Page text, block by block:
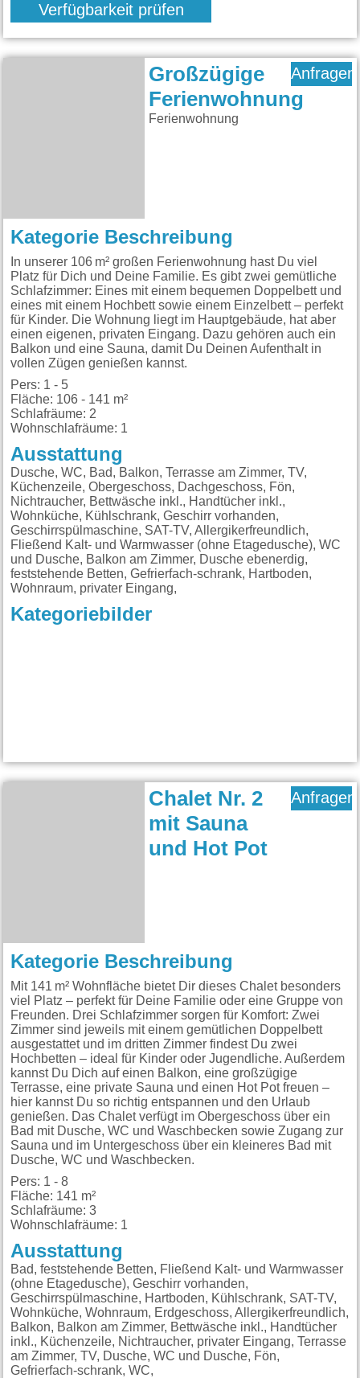
Verfügbarkeit prüfen
Großzügige
Ferienwohnung
Ferienwohnung
Anfragen
Kategorie Beschreibung
In unserer 106 m² großen Ferienwohnung hast Du viel
Platz für Dich und Deine Familie. Es gibt zwei gemütliche
Schlafzimmer: Eines mit einem bequemen Doppelbett und
eines mit einem Hochbett sowie einem Einzelbett – perfekt
für Kinder. Die Wohnung liegt im Hauptgebäude, hat aber
einen eigenen, privaten Eingang. Dazu gehören auch ein
Balkon und eine Sauna, damit Du Deinen Aufenthalt in
vollen Zügen genießen kannst.
Pers: 1 - 5
Fläche: 106 - 141 m²
Schlafräume: 2
Wohnschlafräume: 1
Ausstattung
Dusche, WC, Bad, Balkon, Terrasse am Zimmer, TV,
Küchenzeile, Obergeschoss, Dachgeschoss, Fön,
Nichtraucher, Bettwäsche inkl., Handtücher inkl.,
Wohnküche, Kühlschrank, Geschirr vorhanden,
Geschirrspülmaschine, SAT-TV, Allergikerfreundlich,
Fließend Kalt- und Warmwasser (ohne Etagedusche), WC
und Dusche, Balkon am Zimmer, Dusche ebenerdig,
feststehende Betten, Gefrierfach-schrank, Hartboden,
Wohnraum, privater Eingang,
Kategoriebilder
Chalet Nr. 2
mit Sauna
und Hot Pot
Anfragen
Kategorie Beschreibung
Mit 141 m² Wohnfläche bietet Dir dieses Chalet besonders
viel Platz – perfekt für Deine Familie oder eine Gruppe von
Freunden. Drei Schlafzimmer sorgen für Komfort: Zwei
Zimmer sind jeweils mit einem gemütlichen Doppelbett
ausgestattet und im dritten Zimmer findest Du zwei
Hochbetten – ideal für Kinder oder Jugendliche. Außerdem
kannst Du Dich auf einen Balkon, eine großzügige
Terrasse, eine private Sauna und einen Hot Pot freuen –
hier kannst Du so richtig entspannen und den Urlaub
genießen. Das Chalet verfügt im Obergeschoss über ein
Bad mit Dusche, WC und Waschbecken sowie Zugang zur
Sauna und im Untergeschoss über ein kleineres Bad mit
Dusche, WC und Waschbecken.
Pers: 1 - 8
Fläche: 141 m²
Schlafräume: 3
Wohnschlafräume: 1
Ausstattung
Bad, feststehende Betten, Fließend Kalt- und Warmwasser
(ohne Etagedusche), Geschirr vorhanden,
Geschirrspülmaschine, Hartboden, Kühlschrank, SAT-TV,
Wohnküche, Wohnraum, Erdgeschoss, Allergikerfreundlich,
Balkon, Balkon am Zimmer, Bettwäsche inkl., Handtücher
inkl., Küchenzeile, Nichtraucher, privater Eingang, Terrasse
am Zimmer, TV, Dusche, WC und Dusche, Fön,
Gefrierfach-schrank, WC,